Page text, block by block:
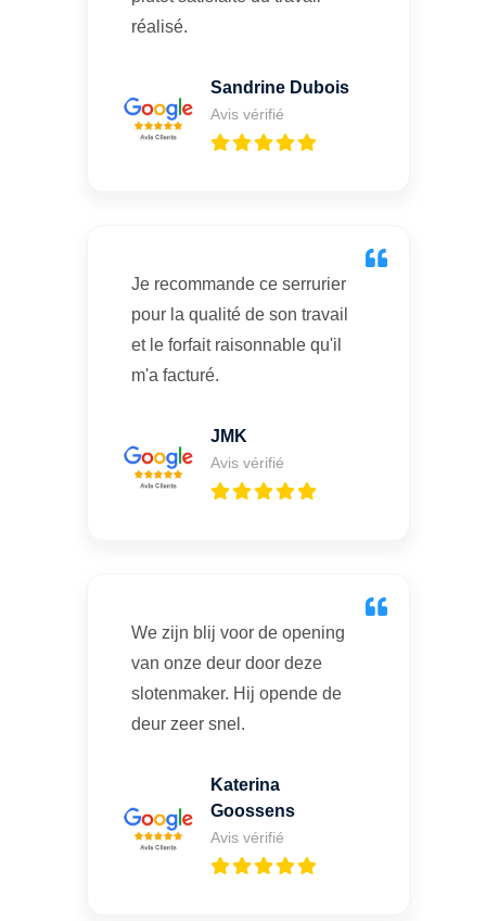
réalisé.
Sandrine Dubois
Avis vérifié
Je recommande ce serrurier
pour la qualité de son travail
et le forfait raisonnable qu'il
m'a facturé.
JMK
Avis vérifié
We zijn blij voor de opening
van onze deur door deze
slotenmaker. Hij opende de
deur zeer snel.
Katerina
Goossens
Avis vérifié